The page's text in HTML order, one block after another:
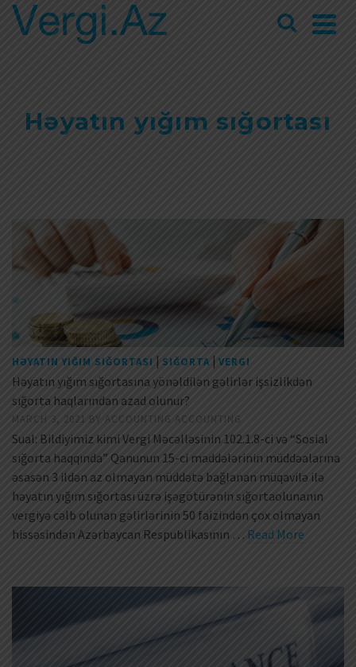
Həyatın yığım sığortası
HƏYATIN YIĞIM SIĞORTASI | SIĞORTA | VERGI
Həyatın yığım sığortasına yönəldilən gəlirlər işsizlikdən
sığorta haqlarından azad olunur?
MARCH 3, 2021 BY ACCOUNTING ACCOUNTING
Sual: Bildiyimiz kimi Vergi Məcəlləsinin 102.1.8-ci və “Sosial
sığorta haqqında” Qanunun 15-ci maddələrinin müddəalarına
əsasən 3 ildən az olmayan müddətə bağlanan müqavilə ilə
həyatın yığım sığortası üzrə işəgötürənin sığortaolunanın
vergiyə cəlb olunan gəlirlərinin 50 faizindən çox olmayan
hissəsindən Azərbaycan Respublikasının … Read More